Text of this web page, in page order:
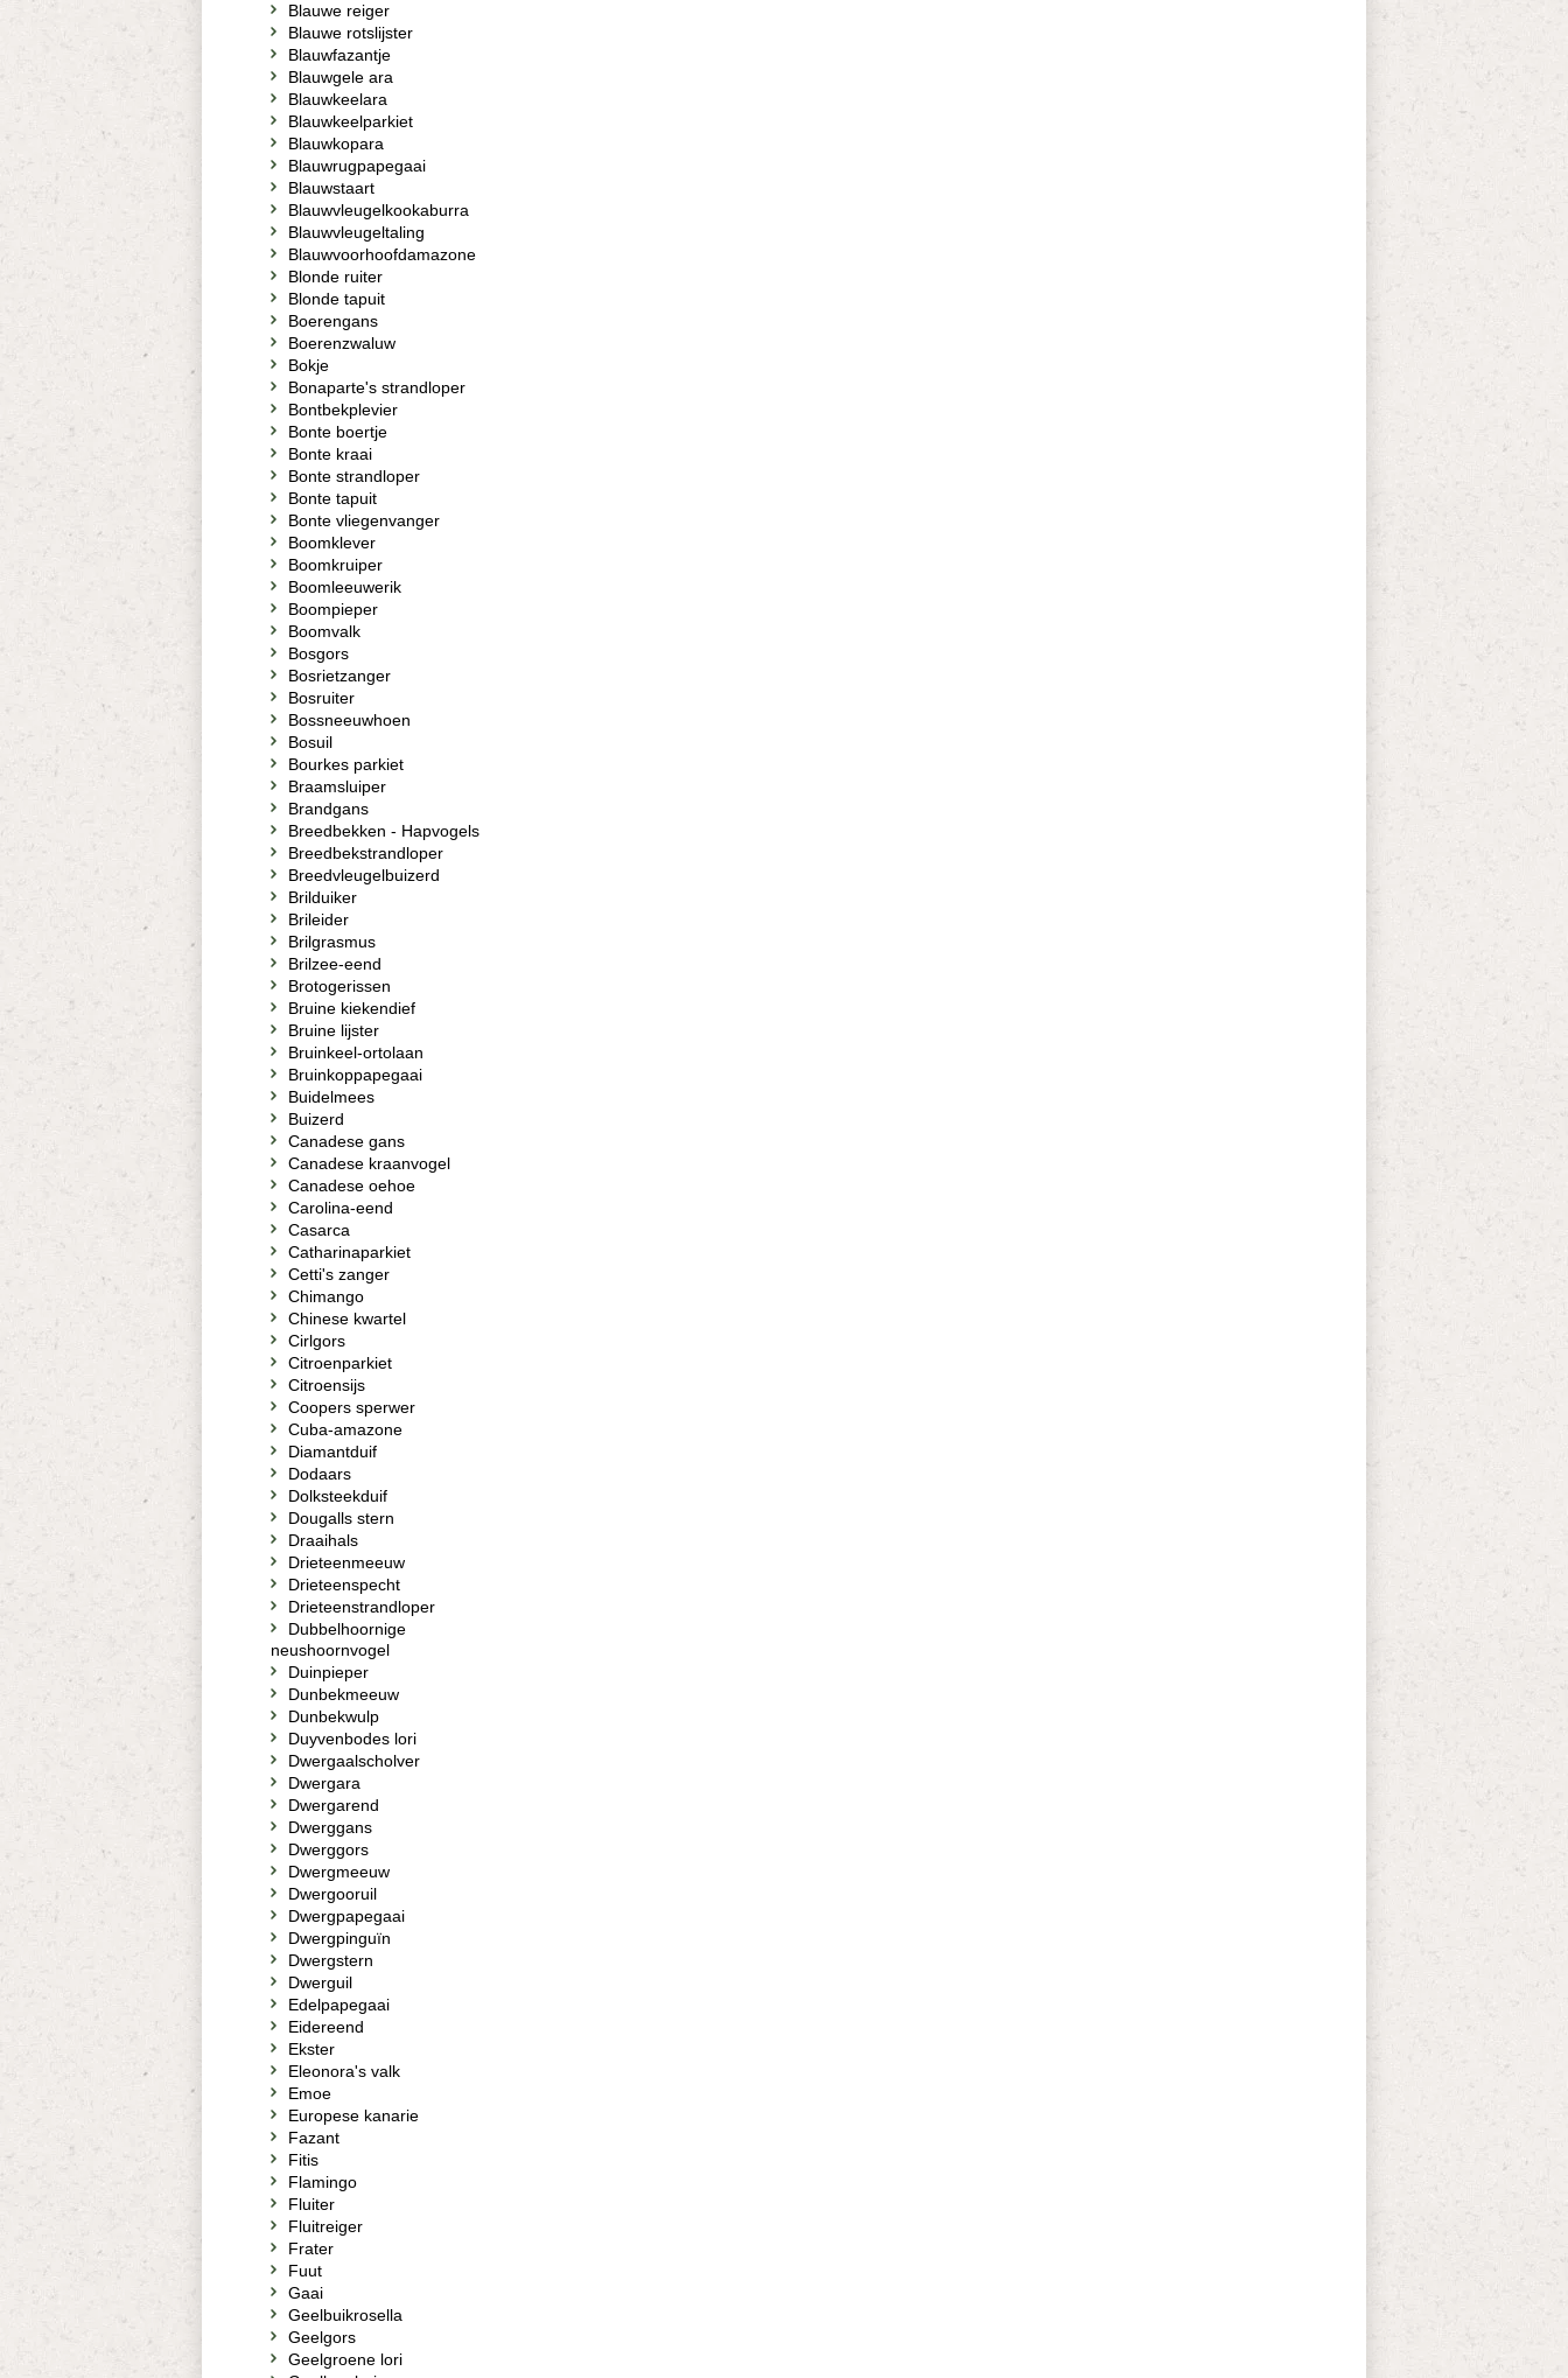
Blauwe reiger
Blauwe rotslijster
Blauwfazantje
Blauwgele ara
Blauwkeelara
Blauwkeelparkiet
Blauwkopara
Blauwrugpapegaai
Blauwstaart
Blauwvleugelkookaburra
Blauwvleugeltaling
Blauwvoorhoofdamazone
Blonde ruiter
Blonde tapuit
Boerengans
Boerenzwaluw
Bokje
Bonaparte's strandloper
Bontbekplevier
Bonte boertje
Bonte kraai
Bonte strandloper
Bonte tapuit
Bonte vliegenvanger
Boomklever
Boomkruiper
Boomleeuwerik
Boompieper
Boomvalk
Bosgors
Bosrietzanger
Bosruiter
Bossneeuwhoen
Bosuil
Bourkes parkiet
Braamsluiper
Brandgans
Breedbekken - Hapvogels
Breedbekstrandloper
Breedvleugelbuizerd
Brilduiker
Brileider
Brilgrasmus
Brilzee-eend
Brotogerissen
Bruine kiekendief
Bruine lijster
Bruinkeel-ortolaan
Bruinkoppapegaai
Buidelmees
Buizerd
Canadese gans
Canadese kraanvogel
Canadese oehoe
Carolina-eend
Casarca
Catharinaparkiet
Cetti's zanger
Chimango
Chinese kwartel
Cirlgors
Citroenparkiet
Citroensijs
Coopers sperwer
Cuba-amazone
Diamantduif
Dodaars
Dolksteekduif
Dougalls stern
Draaihals
Drieteenmeeuw
Drieteenspecht
Drieteenstrandloper
Dubbelhoornige
neushoornvogel
Duinpieper
Dunbekmeeuw
Dunbekwulp
Duyvenbodes lori
Dwergaalscholver
Dwergara
Dwergarend
Dwerggans
Dwerggors
Dwergmeeuw
Dwergooruil
Dwergpapegaai
Dwergpinguïn
Dwergstern
Dwerguil
Edelpapegaai
Eidereend
Ekster
Eleonora's valk
Emoe
Europese kanarie
Fazant
Fitis
Flamingo
Fluiter
Fluitreiger
Frater
Fuut
Gaai
Geelbuikrosella
Geelgors
Geelgroene lori